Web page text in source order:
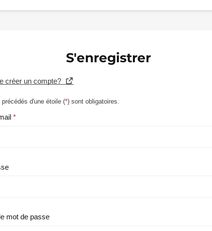
S'enregistrer
créer un compte?
d'une étoile (*) sont obligatoires.
mot de passe